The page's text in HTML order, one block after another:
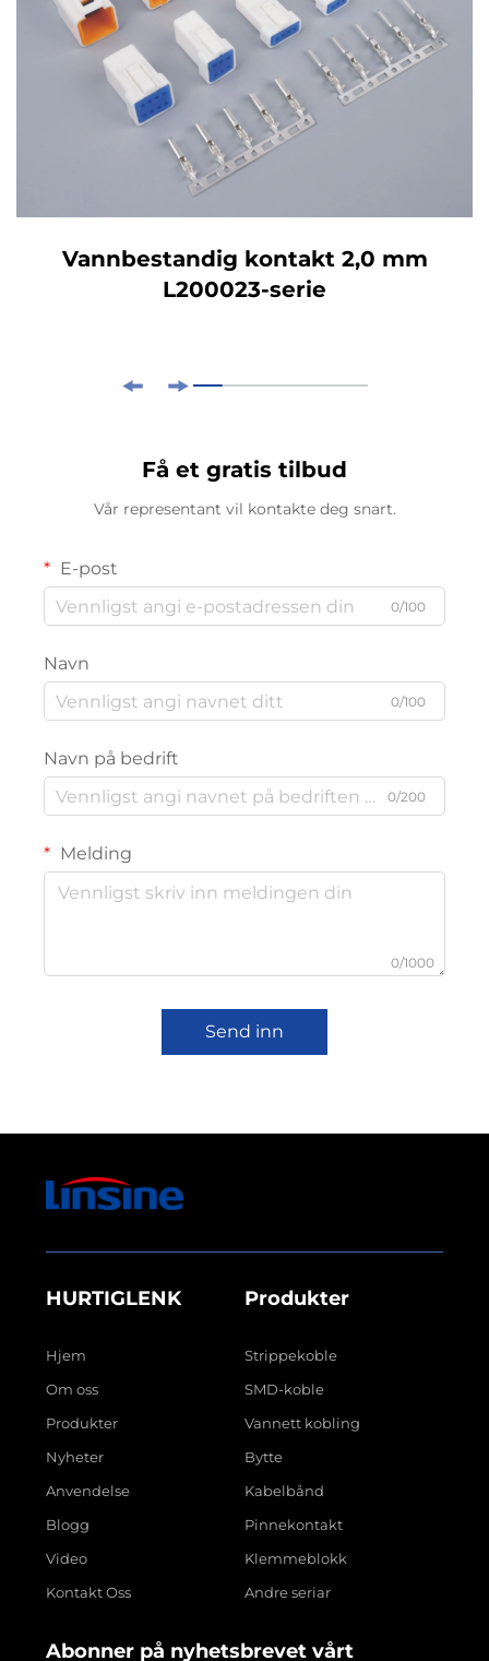
Vannbestandig kontakt 2,0 mm
L200023-serie
Få et gratis tilbud
Vår representant vil kontakte deg snart.
E-post
0/100
Navn
0/100
Navn på bedrift
0/200
Melding
0/1000
Send inn
HURTIGLENK
Hjem
Om oss
Produkter
Nyheter
Anvendelse
Blogg
Video
Kontakt Oss
Produkter
Strippekoble
SMD-koble
Vannett kobling
Bytte
Kabelbånd
Pinnekontakt
Klemmeblokk
Andre seriar
Abonner på nyhetsbrevet vårt